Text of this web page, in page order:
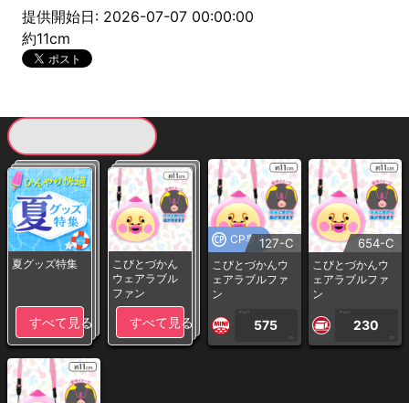
提供開始日: 2026-07-07 00:00:00
約11cm
夏グッズ特集
すべて見る
こびとづかん
ウェアラブル
ファン
すべて見る
CP専用127-C
こびとづかんウ
ェアラブルファ
ン
1PLAY
575
CP
654-C
こびとづかんウ
ェアラブルファ
ン
1PLAY
230
CP